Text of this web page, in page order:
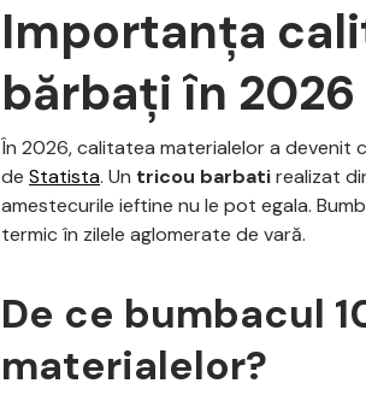
Importanța
bărbați în 2026
În 2026, calitatea materialelor a devenit
de Statista. Un tricou barbatirealizat
amestecurile ieftine nu le pot egala.
termic în zilele aglomerate de vară.
De ce bumbacul
materialelor?